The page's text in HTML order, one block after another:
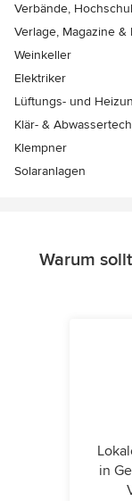
Verbände,
Verlage, Magazine &
Weinkeller
Elektriker
Lüftungs- und
Klär- &
Klempner
Solaranlagen
Warum
in